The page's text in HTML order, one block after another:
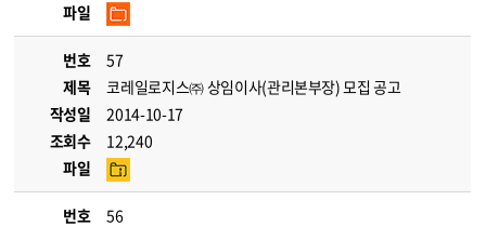
파일
번호
57
제목
코레일로지스㈜ 상임이사(관리본부장) 모집 공고
작성일
2014-10-17
조회수
12,240
파일
번호
56